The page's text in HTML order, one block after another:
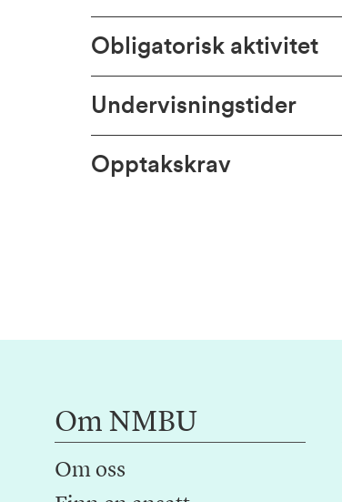
Obligatorisk aktivitet
Undervisningstider
Opptakskrav
Om NMBU
Om oss